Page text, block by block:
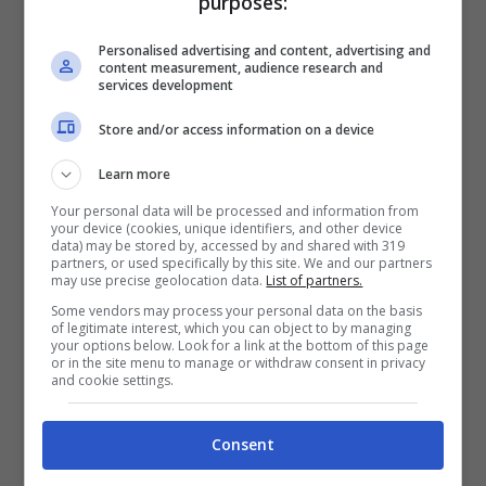
Nel post che ha condiviso su Instagram la
meravigliosa conduttrice porta una
torna di compleannoche raffigura il numero 14
mentre la appoggia sul tavolo. Con
un’incredibile dolcezza ha dato un bacio prima
a Nathan poi all’imprenditore, la loro è una
famiglia molto unita. Nella didascalia ha
scritto:“14 anni diamore incondizionato
Ancora auguri vita!”
Elisabetta Gregoraciha fatto esprimere un
desiderio al figlio, poi tutti e tre
spento le candeline, un emozionante momento
di famiglia che ha catturato non poco
l’attenzione dei fan. Il post ha fatto subito il
Personalised advertising and content, advertising and
content measurement, audience research and
services development
Store and/or access information on a device
Learn more
Your personal data will be processed and information from
your device (cookies, unique identifiers, and other device
data) may be stored by, accessed by and shared with 319
partners, or used specifically by this site. We and our partners
may use precise geolocation data. List of partners.
Some vendors may process your personal data on the basis
of legitimate interest, which you can object to by managing
your options below. Look for a link at the bottom of this page
or in the site menu to manage or withdraw consent in privacy
and cookie settings.
Consent